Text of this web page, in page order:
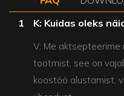
1
K: Kuidas oleks
V: Me aktsepteerime
tootmist, see on
koostöö alustamist,